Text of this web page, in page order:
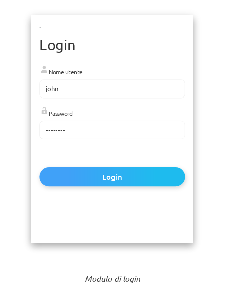
.
Login
Nome utente
Password
Login
Modulo di login